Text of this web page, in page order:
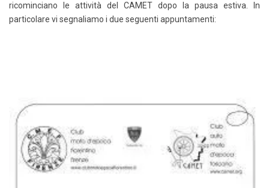
ricominciano le attività del CAMET dopo la pausa estiva. In
particolare vi segnaliamo i due seguenti appuntamenti: